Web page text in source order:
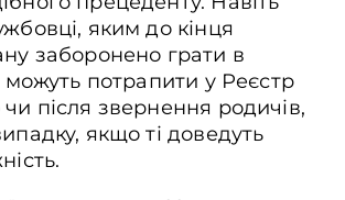
яким до кінця
заборонено грати в
можуть потрапити у Реєстр
після звернення родичів,
якщо ті доведуть